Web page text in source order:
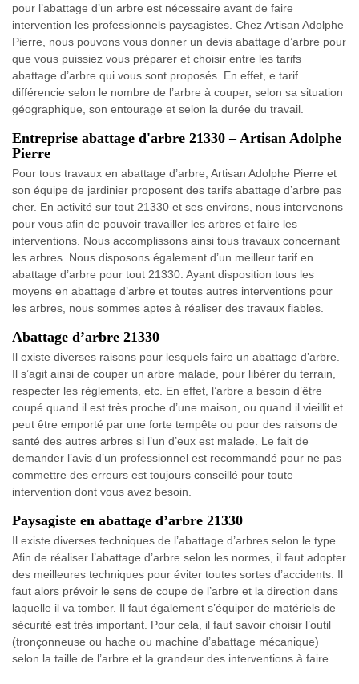
pour l’abattage d’un arbre est nécessaire avant de faire
intervention les professionnels paysagistes. Chez Artisan Adolphe
Pierre, nous pouvons vous donner un devis abattage d’arbre pour
que vous puissiez vous préparer et choisir entre les tarifs
abattage d’arbre qui vous sont proposés. En effet, e tarif
différencie selon le nombre de l’arbre à couper, selon sa situation
géographique, son entourage et selon la durée du travail.
Entreprise abattage d'arbre 21330 – Artisan Adolphe
Pierre
Pour tous travaux en abattage d’arbre, Artisan Adolphe Pierre et
son équipe de jardinier proposent des tarifs abattage d’arbre pas
cher. En activité sur tout 21330 et ses environs, nous intervenons
pour vous afin de pouvoir travailler les arbres et faire les
interventions. Nous accomplissons ainsi tous travaux concernant
les arbres. Nous disposons également d’un meilleur tarif en
abattage d’arbre pour tout 21330. Ayant disposition tous les
moyens en abattage d’arbre et toutes autres interventions pour
les arbres, nous sommes aptes à réaliser des travaux fiables.
Abattage d’arbre 21330
Il existe diverses raisons pour lesquels faire un abattage d’arbre.
Il s’agit ainsi de couper un arbre malade, pour libérer du terrain,
respecter les règlements, etc. En effet, l’arbre a besoin d’être
coupé quand il est très proche d’une maison, ou quand il vieillit et
peut être emporté par une forte tempête ou pour des raisons de
santé des autres arbres si l’un d’eux est malade. Le fait de
demander l’avis d’un professionnel est recommandé pour ne pas
commettre des erreurs est toujours conseillé pour toute
intervention dont vous avez besoin.
Paysagiste en abattage d’arbre 21330
Il existe diverses techniques de l’abattage d’arbres selon le type.
Afin de réaliser l’abattage d’arbre selon les normes, il faut adopter
des meilleures techniques pour éviter toutes sortes d’accidents. Il
faut alors prévoir le sens de coupe de l’arbre et la direction dans
laquelle il va tomber. Il faut également s’équiper de matériels de
sécurité est très important. Pour cela, il faut savoir choisir l’outil
(tronçonneuse ou hache ou machine d’abattage mécanique)
selon la taille de l’arbre et la grandeur des interventions à faire.